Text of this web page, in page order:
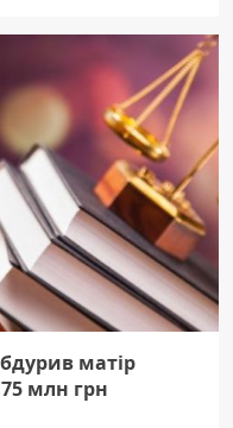
матір
млн грн